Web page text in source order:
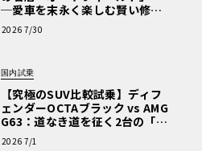
─愛車を末永く楽しむ賢い修理
術と、プロがフックス製オイル
を選ぶ理由〈PR〉
2026 7/30
国内試乗
【究極のSUV比較試乗】ディフ
ェンダーOCTAブラック vs AMG
G63：道なき道を征く2台の「対
極的アプローチ」
2026 7/1